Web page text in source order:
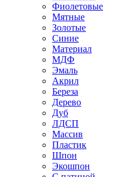
Фиолетовые
Мятные
Золотые
Синие
Материал
МДФ
Эмаль
Акрил
Береза
Дерево
Дуб
ЛДСП
Массив
Пластик
Шпон
Экошпон